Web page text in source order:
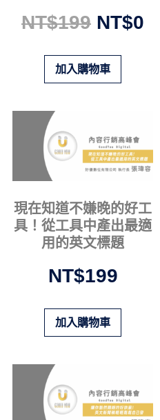
NT$199 NT$0
加入購物車
現在知道不嫌晚的好工
具！從工具中產出最適
用的英文標題
NT$199
加入購物車